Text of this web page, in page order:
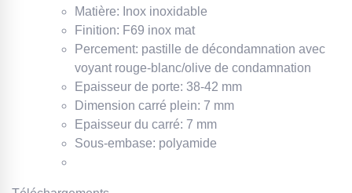
Matière: Inox inoxidable
Finition: F69 inox mat
Percement: pastille de décondamnation avec
voyant rouge-blanc/olive de condamnation
Epaisseur de porte: 38-42 mm
Dimension carré plein: 7 mm
Epaisseur du carré: 7 mm
Sous-embase: polyamide